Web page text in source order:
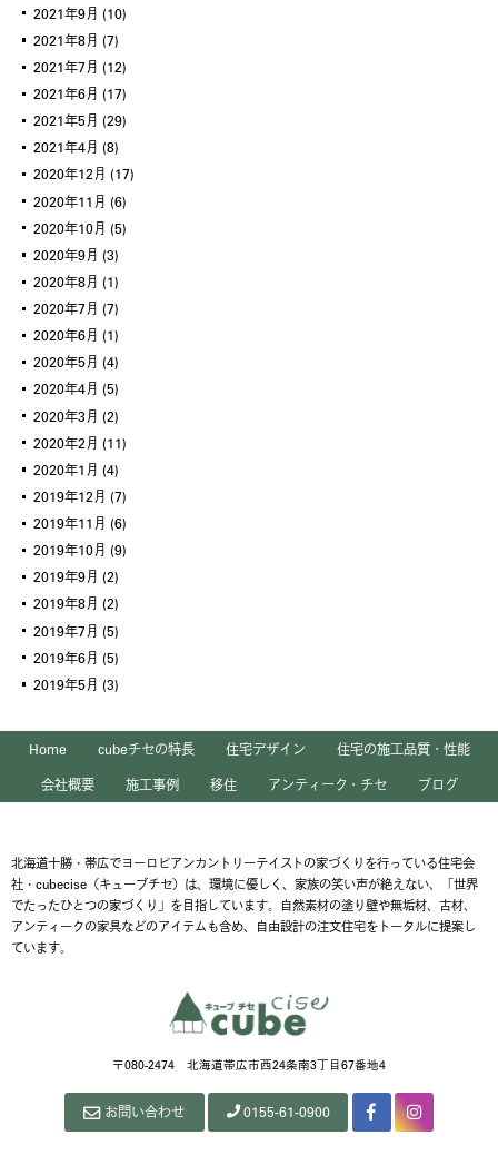
2021年9月 (10)
2021年8月 (7)
2021年7月 (12)
2021年6月 (17)
2021年5月 (29)
2021年4月 (8)
2020年12月 (17)
2020年11月 (6)
2020年10月 (5)
2020年9月 (3)
2020年8月 (1)
2020年7月 (7)
2020年6月 (1)
2020年5月 (4)
2020年4月 (5)
2020年3月 (2)
2020年2月 (11)
2020年1月 (4)
2019年12月 (7)
2019年11月 (6)
2019年10月 (9)
2019年9月 (2)
2019年8月 (2)
2019年7月 (5)
2019年6月 (5)
2019年5月 (3)
Home cubeチセの特長 住宅デザイン
住宅の施工品質・性能
会社概要
施工事例 移住 アンティーク・チセ ブログ
北海道十勝・帯広でヨーロピアンカントリーテイストの家づくりを行っている住宅会
社・cubecise（キューブチセ）は、環境に優しく、家族の笑い声が絶えない、「世界
でたったひとつの家づくり」を目指しています。自然素材の塗り壁や無垢材、古材、
アンティークの家具などのアイテムも含め、自由設計の注文住宅をトータルに提案し
ています。
〒080-2474 北海道帯広市西24条南3丁目67番地4
お問い合わせ 0155-61-0900
Facebook
ペ
Instagram